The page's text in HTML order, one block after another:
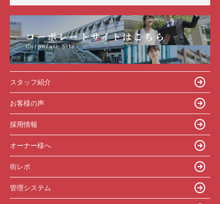
スタッフ紹介
お客様の声
採用情報
オーナー様へ
街レポ
管理システム